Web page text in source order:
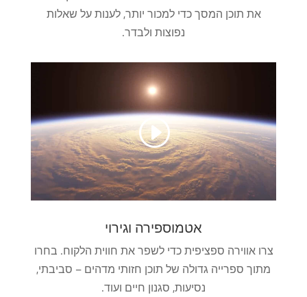
את תוכן המסך כדי למכור יותר, לענות על שאלות
נפוצות ולבדר.
אטמוספירה וגירוי
צרו אווירה ספציפית כדי לשפר את חווית הלקוח. בחרו
מתוך ספרייה גדולה של תוכן חזותי מדהים – סביבתי,
נסיעות, סגנון חיים ועוד.